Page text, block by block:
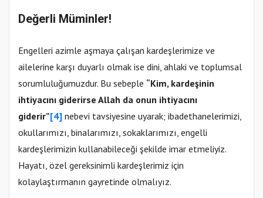
Değerli Müminler!
Engelleri azimle aşmaya çalışan kardeşlerimize ve
ailelerine karşı duyarlı olmak ise dini, ahlaki ve toplumsal
sorumluluğumuzdur. Bu sebeple “Kim, kardeşinin
ihtiyacını giderirse Allah da onun ihtiyacını
giderir”[4] nebevi tavsiyesine uyarak; ibadethanelerimizi,
okullarımızı, binalarımızı, sokaklarımızı, engelli
kardeşlerimizin kullanabileceği şekilde imar etmeliyiz.
Hayatı, özel gereksinimli kardeşlerimiz için
kolaylaştırmanın gayretinde olmalıyız.